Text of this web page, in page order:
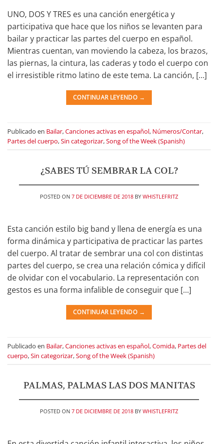
UNO, DOS Y TRES es una canción energética y
participativa que hace que los niños se levanten para
bailar y practicar las partes del cuerpo en español.
Mientras cuentan, van moviendo la cabeza, los brazos,
las piernas, la cintura, las caderas y todo el cuerpo con
el irresistible ritmo latino de este tema. La canción, […]
CONTINUAR LEYENDO →
Publicado en Bailar,Canciones activas en español, Números/Contar,
Partes del cuerpo,Sin categorizar,Song of the Week (Spanish)
¿SABES TÚ SEMBRAR LA COL?
POSTED ON 7 DE DICIEMBRE DE 2018 BY WHISTLEFRITZ
Esta canción estilo big band y llena de energía es una
forma dinámica y participativa de practicar las partes
del cuerpo. Al tratar de sembrar una col con distintas
partes del cuerpo, se crea una relación cómica y difícil
de olvidar con el vocabulario. La representación con
gestos es una forma infalible de conseguir que […]
CONTINUAR LEYENDO →
Publicado en Bailar,Canciones activas en español,Comida, Partes del
cuerpo,Sin categorizar,Song of the Week (Spanish)
PALMAS, PALMAS LAS DOS MANITAS
POSTED ON 7 DE DICIEMBRE DE 2018 BY WHISTLEFRITZ